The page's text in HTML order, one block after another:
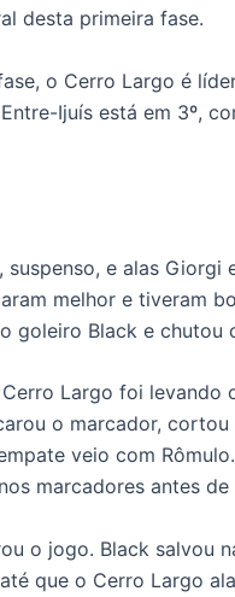
desta primeira fase.
o Cerro Largo é
Ijuís está em 3º,
e alas
melhor e tiveram
goleiro Black e
Largo foi
o marcador,
veio com
marcadores antes
o jogo. Black salvou
que o Cerro Largo